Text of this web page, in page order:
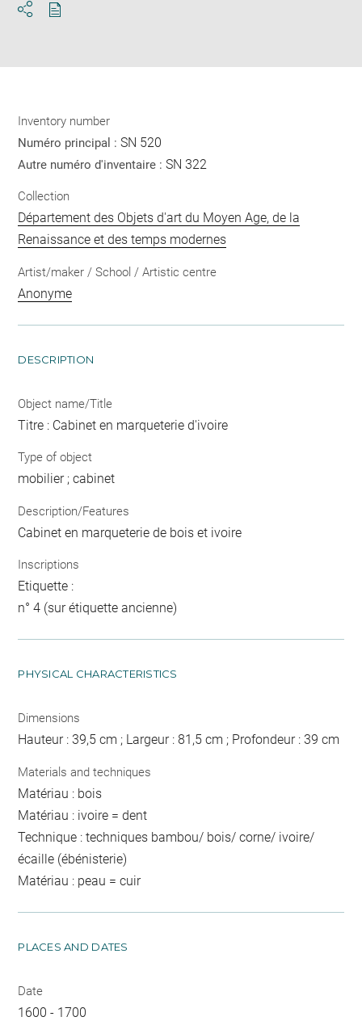
Inventory number
Numéro principal :SN 520
Autre numéro d'inventaire :SN 322
Collection
Département des Objets d'art du Moyen Age, de la
Renaissance et des temps modernes
Artist/maker / School / Artistic centre
Anonyme
DESCRIPTION
Object name/Title
Titre : Cabinet en marqueterie d'ivoire
Type of object
mobilier ; cabinet
Description/Features
Cabinet en marqueterie de bois et ivoire
Inscriptions
Etiquette :
n° 4 (sur étiquette ancienne)
PHYSICAL CHARACTERISTICS
Dimensions
Hauteur : 39,5 cm ; Largeur : 81,5 cm ; Profondeur : 39 cm
Materials and techniques
Matériau : bois
Matériau : ivoire = dent
Technique : techniques bambou/ bois/ corne/ ivoire/
écaille (ébénisterie)
Matériau : peau = cuir
PLACES AND DATES
Date
1600 - 1700